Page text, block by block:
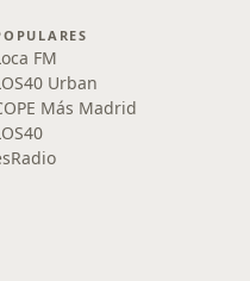
FM
Urban
Más Madrid